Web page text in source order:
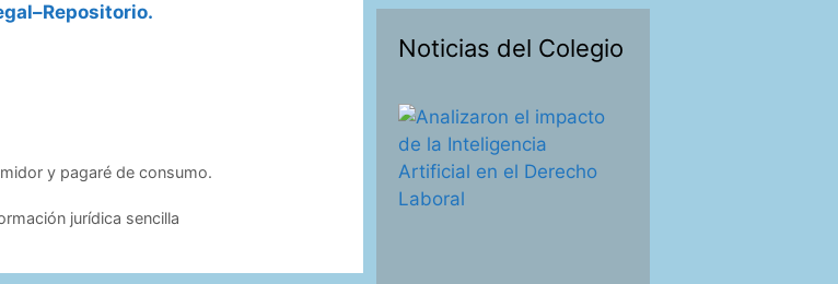
y pagaré de consumo.
jurídica sencilla
Noticias del Colegio